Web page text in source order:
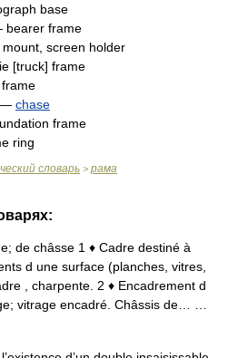
base
frame
screen holder
[truck] frame
— chase
frame
ring
словарь > рама
de châsse 1 ♦ Cadre destiné à
d une surface (planches, vitres,
, charpente. 2 ♦ Encadrement d
vitrage encadré. Châssis de… …